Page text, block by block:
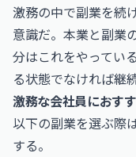
激務の中で副業を続
意識だ。本業と副業
分はこれをやってい
る状態でなければ継
激務な会社員におす
以下の副業を選ぶ際
する。